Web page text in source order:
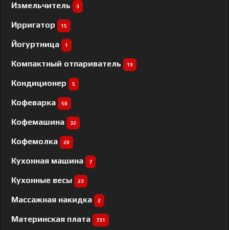
Измельчитель 3
Ирригатор 15
Йогуртница 1
Компактный отпариватель 19
Кондиционер 5
Кофеварка 50
Кофемашина 32
Кофемолка 20
Кухонная машина 7
Кухонные весы 23
Массажная накидка 2
Материнская плата 731